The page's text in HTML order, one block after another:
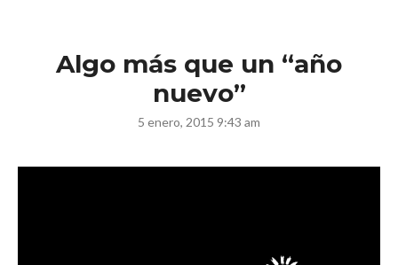
Algo más que un “año
nuevo”
5 enero, 2015 9:43 am